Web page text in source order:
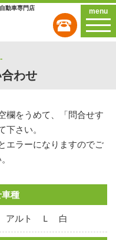
動車専門店 menu
わせ
欄をうめて、「問合せす
下さい。
エラーになりますのでご
車種
アルト Ｌ 白